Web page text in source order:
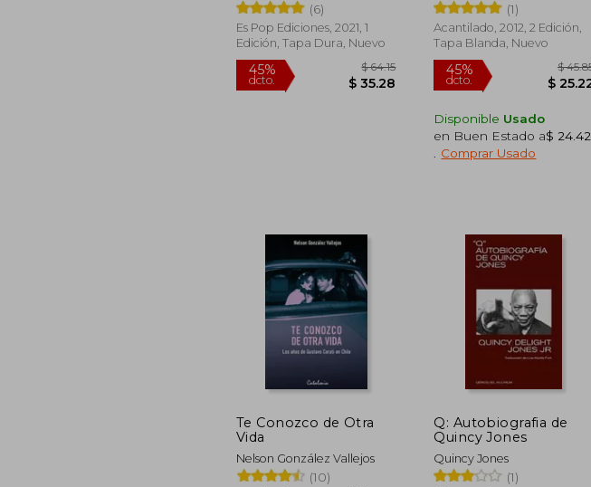
(6)
Es Pop Ediciones, 2021, 1
Edición, Tapa Dura, Nuevo
45%
dcto.
(1)
Acantilado, 2012, 2 Edición,
Tapa Blanda, Nuevo
45%
dcto.
Disponible Usado
en Buen Estado a$ 24.42
Comprar Usado
Te Conozco de Otra
Vida
Nelson González Vallejos
(10)
Q: Autobiografia de
Quincy Jones
Quincy Jones
(1)